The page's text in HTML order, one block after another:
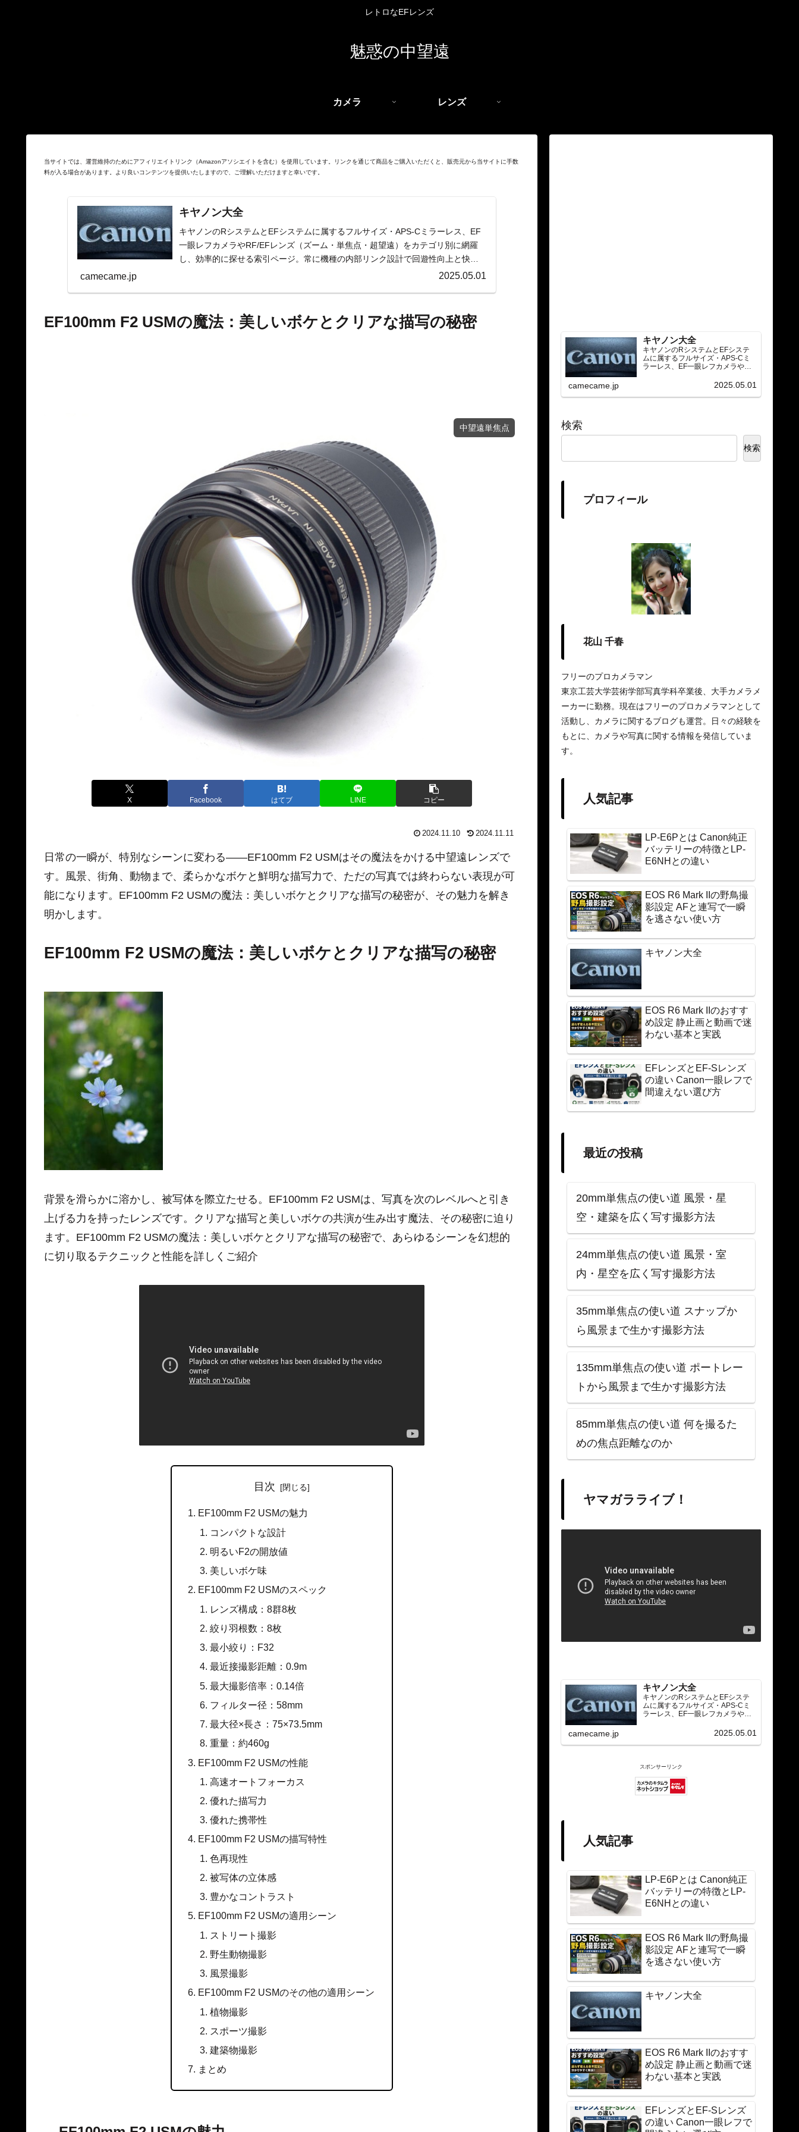
レトロなEFレンズ
魅惑の中望遠
カメラ レンズ
当サイトでは、運営維持のためにアフィリエイトリンク（Amazonアソシエイトを含む）を使用しています。リンクを通じて商品をご購入いただくと、販売元から当サイトに手数
料が入る場合があります。より良いコンテンツを提供いたしますので、ご理解いただけますと幸いです。
キヤノン大全
キヤノンのRシステムとEFシステムに属するフルサイズ・APS-Cミラーレス、EF
一眼レフカメラやRF/EFレンズ（ズーム・単焦点・超望遠）をカテゴリ別に網羅
し、効率的に探せる索引ページ。常に機種の内部リンク設計で回遊性向上と快適
camecame.jp 2025.05.01
EF100mm F2 USMの魔法：美しいボケとクリアな描写の秘密
中望遠単焦点
X Facebook はてブ LINE コピー
2024.11.10 2024.11.11
日常の一瞬が、特別なシーンに変わる――EF100mm F2 USMはその魔法をかける中望遠レンズで
す。風景、街角、動物まで、柔らかなボケと鮮明な描写力で、ただの写真では終わらない表現が可
能になります。EF100mm F2 USMの魔法：美しいボケとクリアな描写の秘密が、その魅力を解き
明かします。
EF100mm F2 USMの魔法：美しいボケとクリアな描写の秘密
背景を滑らかに溶かし、被写体を際立たせる。EF100mm F2 USMは、写真を次のレベルへと引き
上げる力を持ったレンズです。クリアな描写と美しいボケの共演が生み出す魔法、その秘密に迫り
ます。EF100mm F2 USMの魔法：美しいボケとクリアな描写の秘密で、あらゆるシーンを幻想的
に切り取るテクニックと性能を詳しくご紹介
目次
EF100mm F2 USMの魅力
コンパクトな設計
明るいF2の開放値
美しいボケ味
EF100mm F2 USMのスペック
レンズ構成：8群8枚
絞り羽根数：8枚
最小絞り：F32
最近接撮影距離：0.9m
最大撮影倍率：0.14倍
フィルター径：58mm
最大径×長さ：75×73.5mm
重量：約460g
EF100mm F2 USMの性能
高速オートフォーカス
優れた描写力
優れた携帯性
EF100mm F2 USMの描写特性
色再現性
被写体の立体感
豊かなコントラスト
EF100mm F2 USMの適用シーン
ストリート撮影
野生動物撮影
風景撮影
EF100mm F2 USMのその他の適用シーン
植物撮影
スポーツ撮影
建築物撮影
まとめ
キヤノン大全
キヤノンのRシステムとEFシステ
ムに属するフルサイズ・APS-Cミ
ラーレス、EF一眼レフカメラや
望遠）をカテゴリ別に網羅し、効
種の内部リンク設計で回遊性向上
camecame.jp 2025.05.01
検索
検索
プロフィール
花山 千春
フリーのプロカメラマン
東京工芸大学芸術学部写真学科卒業後、大手カメラメ
ーカーに勤務。現在はフリーのプロカメラマンとして
活動し、カメラに関するブログも運営。日々の経験を
もとに、カメラや写真に関する情報を発信していま
す。
人気記事
LP-E6Pとは Canon純正
バッテリーの特徴とLP-
E6NHとの違い
EOS R6 Mark IIの野鳥撮
影設定 AFと連写で一瞬
を逃さない使い方
キヤノン大全
EOS R6 Mark IIのおすす
め設定 静止画と動画で迷
わない基本と実践
EFレンズとEF-Sレンズ
の違い Canon一眼レフで
間違えない選び方
最近の投稿
20mm単焦点の使い道 風景・星
空・建築を広く写す撮影方法
24mm単焦点の使い道 風景・室
内・星空を広く写す撮影方法
35mm単焦点の使い道 スナップか
ら風景まで生かす撮影方法
135mm単焦点の使い道 ポートレー
トから風景まで生かす撮影方法
85mm単焦点の使い道 何を撮るた
めの焦点距離なのか
ヤマガラライブ！
キヤノン大全
キヤノンのRシステムとEFシステ
ムに属するフルサイズ・APS-Cミ
ラーレス、EF一眼レフカメラや
望遠）をカテゴリ別に網羅し、効
種の内部リンク設計で回遊性向上
camecame.jp 2025.05.01
スポンサーリンク
人気記事
LP-E6Pとは Canon純正
バッテリーの特徴とLP-
E6NHとの違い
EOS R6 Mark IIの野鳥撮
影設定 AFと連写で一瞬
を逃さない使い方
キヤノン大全
EOS R6 Mark IIのおすす
め設定 静止画と動画で迷
わない基本と実践
EFレンズとEF-Sレンズ
の違い Canon一眼レフで